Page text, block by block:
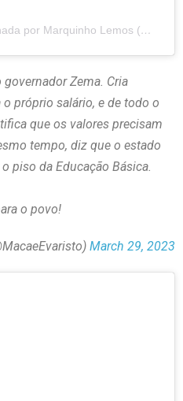
Uma publicação compartilhada por Marquinho Lemos (@marquinhodeputado)
Zema. Cria
próprio salário, e de todo o
que os valores precisam
tempo, diz que o estado
piso da Educação Básica.
o povo!
March 29, 2023